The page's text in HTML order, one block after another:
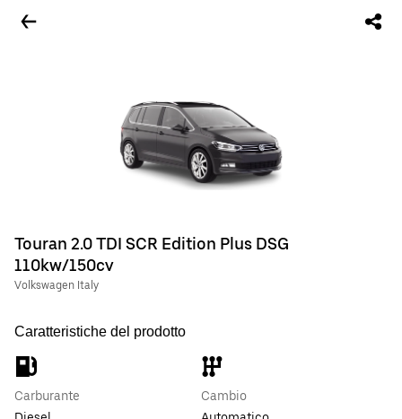
Touran 2.0 TDI SCR Edition Plus DSG
110kw/150cv
Volkswagen Italy
Caratteristiche del prodotto
Carburante
Cambio